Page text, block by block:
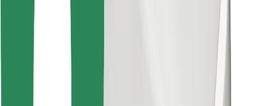
Bolt alkalmazás letöltése
Bolt Food app letöltése